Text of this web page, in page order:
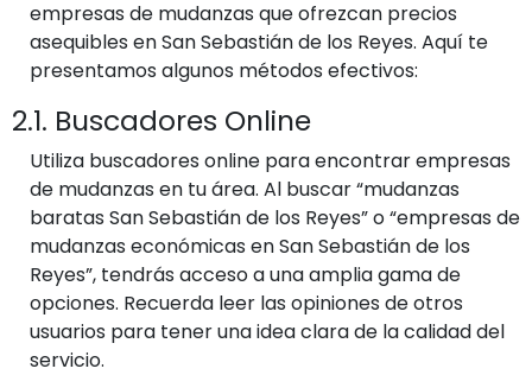
empresas de mudanzas que ofrezcan precios
asequibles en San Sebastián de los Reyes. Aquí te
presentamos algunos métodos efectivos:
2.1. Buscadores Online
Utiliza buscadores online para encontrar empresas
de mudanzas en tu área. Al buscar “mudanzas
baratas San Sebastián de los Reyes” o “empresas de
mudanzas económicas en San Sebastián de los
Reyes”, tendrás acceso a una amplia gama de
opciones. Recuerda leer las opiniones de otros
usuarios para tener una idea clara de la calidad del
servicio.